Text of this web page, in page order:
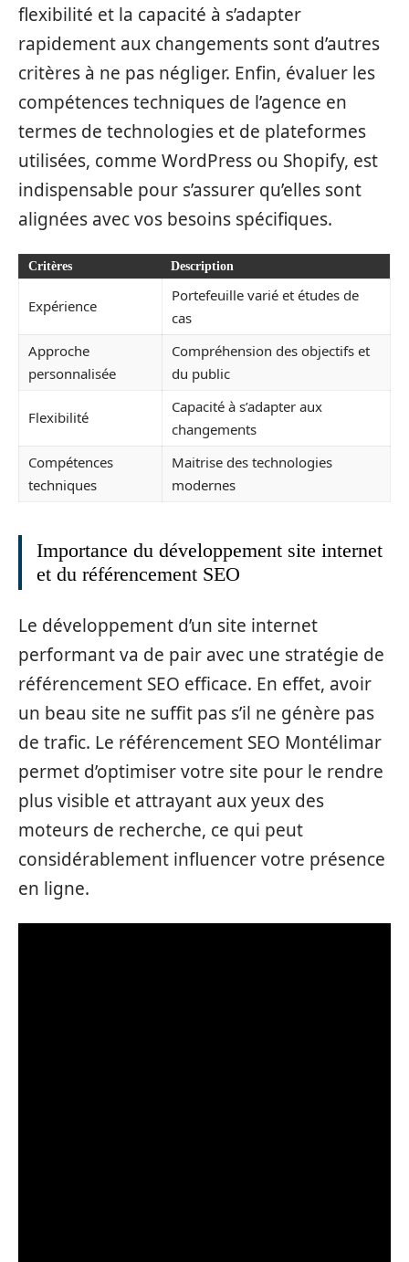
flexibilité et la capacité à s’adapter
rapidement aux changements sont d’autres
critères à ne pas négliger. Enfin, évaluer les
compétences techniques de l’agence en
termes de technologies et de plateformes
utilisées, comme WordPress ou Shopify, est
indispensable pour s’assurer qu’elles sont
alignées avec vos besoins spécifiques.
Critères Description
Expérience
Portefeuille varié et études de
cas
Approche
personnalisée
Compréhension des objectifs et
du public
Flexibilité
Capacité à s’adapter aux
changements
Compétences
techniques
Maitrise des technologies
modernes
Importance du développement site internet
et du référencement SEO
Le développement d’un site internet
performant va de pair avec une stratégie de
référencement SEO efficace. En effet, avoir
un beau site ne suffit pas s’il ne génère pas
de trafic. Le référencement SEO Montélimar
permet d’optimiser votre site pour le rendre
plus visible et attrayant aux yeux des
moteurs de recherche, ce qui peut
considérablement influencer votre présence
en ligne.